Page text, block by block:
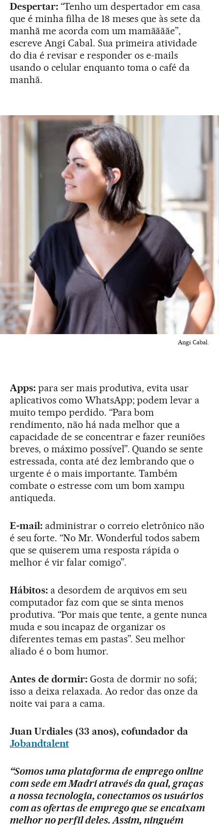
Despertar:“Tenho um despertador em casa
que é minha filha de 18 meses que às sete da
manhã me acorda com um mamããããe”,
escreve Angi Cabal. Sua primeira atividade
do dia é revisar e responder os e-mails
usando o celular enquanto toma o café da
manhã.
Angi Cabal.
Apps:para ser mais produtiva, evita usar
aplicativos como WhatsApp; podem levar a
muito tempo perdido. “Para bom
rendimento, não há nada melhor que a
capacidade de se concentrar e fazer reuniões
breves, o máximo possível”. Quando se sente
estressada, conta até dez lembrando que o
urgente é o mais importante. Também
combate o estresse com um bom xampu
antiqueda.
E-mail:administrar o correio eletrônico não
é seu forte. “No Mr. Wonderful todos sabem
que se quiserem uma resposta rápida o
melhor é vir falar comigo”.
Hábitos:a desordem de arquivos em seu
computador faz com que se sinta menos
produtiva. “Por mais que tente, a gente nunca
muda e sou incapaz de organizar os
diferentes temas em pastas”. Seu melhor
aliado é o bom humor.
Antes de dormir:Gosta de dormir no sofá;
isso a deixa relaxada. Ao redor das onze da
noite vai para a cama.
Juan Urdiales (33 anos), cofundador da
Jobandtalent
“Somos uma plataforma de emprego online
com sede em Madri através da qual, graças
a nossa tecnologia, conectamos os usuários
com as ofertas de emprego que se encaixam
melhor no perfil deles. Assim, ninguém